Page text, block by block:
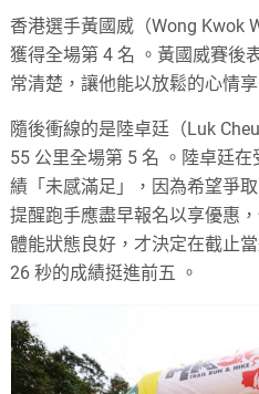
香港選手黃國威（Wong Kwok
獲得全場第 4 名 。 黃國威賽後
常清楚，讓他能以放鬆的心情
隨後衝線的是陸卓廷（Luk
55 公里全場第 5 名 。 陸卓廷
績「未感滿足」，因為希望爭
提醒跑手應盡早報名以享優惠
體能狀態良好，才決定在截止
26 秒的成績挺進前五 。